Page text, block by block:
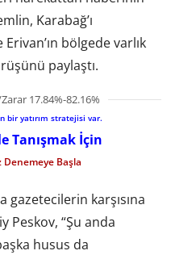
Karabağ’ı
bölgede varlık
paylaştı.
17.84%-82.16%
bir yatırım stratejisi var.
Tanışmak İçin
Denemeye Başla
gazetecilerin karşısına
Peskov, “Şu anda
husus da